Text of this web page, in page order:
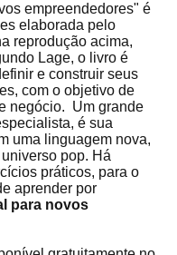
empreendedores" é
elaborada pelo
reprodução acima,
Lage, o livro é
e construir seus
com o objetivo de
negócio. Um grande
é sua
uma linguagem nova,
pop. Há
práticos, para o
aprender por
para novos